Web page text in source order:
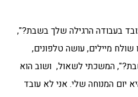
בעבודה הרגילה שלך בשבת?",
מיילים, עושה טלפונים,
המשכתי לשאול, ושוב הוא
יום המנוחה שלי. אני לא עובד